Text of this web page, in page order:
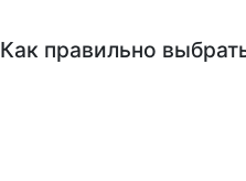
Как правильно